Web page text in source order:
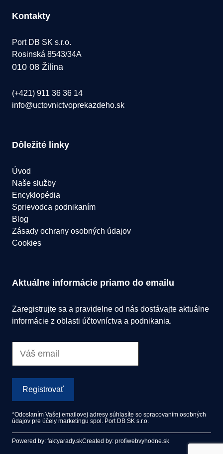
Kontakty
Port DB SK s.r.o.
Rosinská 8543/34A
010 08 Žilina
(+421) 911 36 36 14
info@uctovnictvoprekazdeho.sk
Dôležité linky
Úvod
Naše služby
Encyklopédia
Sprievodca podnikaním
Blog
Zásady ochrany osobných údajov
Cookies
Aktuálne informácie priamo do emailu
Zaregistrujte sa a pravidelne od nás dostávajte aktuálne
informácie z oblasti účtovníctva a podnikania.
Registrovať
*Odoslaním Vašej emailovej adresy súhlasíte so spracovaním osobných
údajov pre účely marketingu spol. Port DB SK s.r.o.
Powered by: faktyarady.skCreated by: profiwebvyhodne.sk